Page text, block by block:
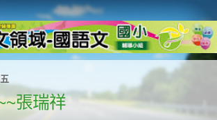
張瑞祥